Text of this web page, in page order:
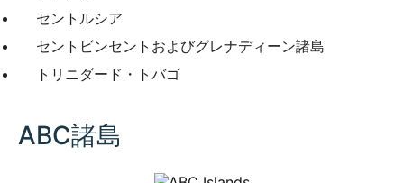
セントルシア
セントビンセントおよびグレナディーン諸島
トリニダード・トバゴ
ABC諸島